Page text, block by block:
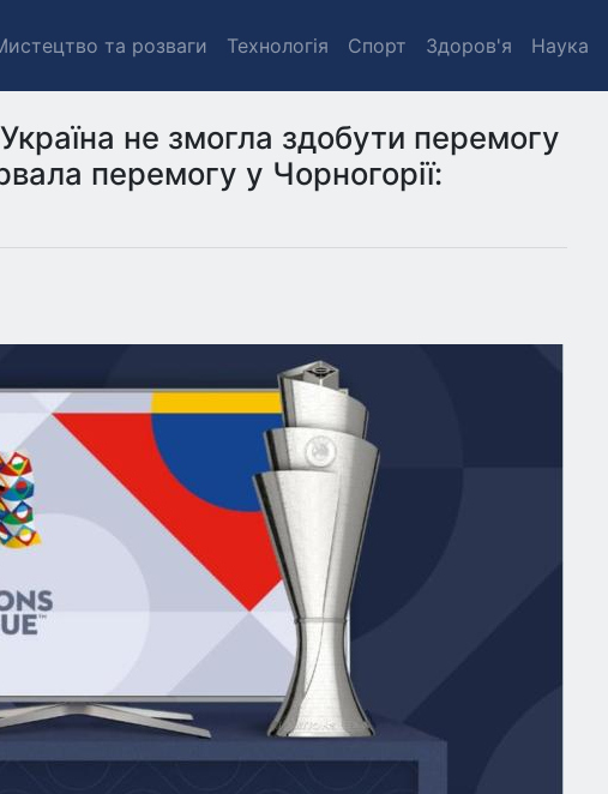
та розваги Технологія Спорт Здоров'я Наука
не змогла здобути перемогу
перемогу у Чорногорії: